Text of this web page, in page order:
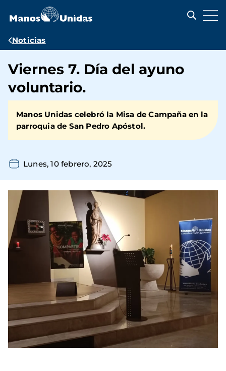
contenido
Ruta
navegación
Noticias
Viernes 7. Día del ayuno
voluntario.
Manos Unidas celebró la Misa de Campaña en la
parroquia de San Pedro Apóstol.
Lunes, 10 febrero, 2025